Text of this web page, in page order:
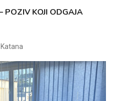
POZIV KOJI ODGAJA